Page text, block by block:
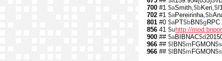
700 #1 $aSmith,$bKeri,$f
702 #1 $aPereirinha,$b
801 #0 $aPT$bBN$g RPC
856 41 $u http://
900 ## $aBIBNAC$d
966 ## $l BN$m FGMON$s
966 ## $l BN$m FGMON$s